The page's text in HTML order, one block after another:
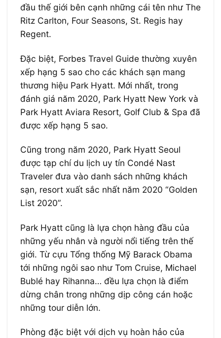
đầu thế giới bên cạnh những cái tên như The
Ritz Carlton, Four Seasons, St. Regis hay
Regent.
Đặc biệt, Forbes Travel Guide thường xuyên
xếp hạng 5 sao cho các khách sạn mang
thương hiệu Park Hyatt. Mới nhất, trong
đánh giá năm 2020, Park Hyatt New York và
Park Hyatt Aviara Resort, Golf Club & Spa đã
được xếp hạng 5 sao.
Cũng trong năm 2020, Park Hyatt Seoul
được tạp chí du lịch uy tín Condé Nast
Traveler đưa vào danh sách những khách
sạn, resort xuất sắc nhất năm 2020 “Golden
List 2020”.
Park Hyatt cũng là lựa chọn hàng đầu của
những yếu nhân và người nổi tiếng trên thế
giới. Từ cựu Tổng thống Mỹ Barack Obama
tới những ngôi sao như Tom Cruise, Michael
Bublé hay Rihanna… đều lựa chọn là điểm
dừng chân trong những dịp công cán hoặc
những tour diễn lớn.
Phòng đặc biệt với dịch vụ hoàn hảo của